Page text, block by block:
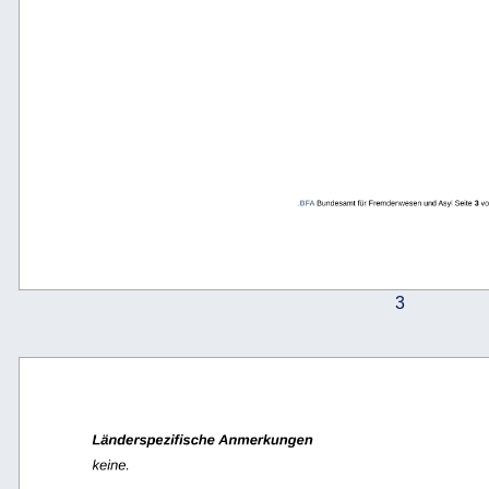
.BFA Bundesamt für Fremdenwesen und Asyl Seite 3
3
Länderspezifische Anmerkungen
keine.